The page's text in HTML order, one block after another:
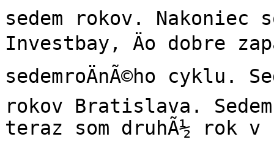
sedem rokov. Nakoniec
Investbay, Äo dobre
sedemroÄnÃ©ho cyklu.
rokov Bratislava.
teraz som druhÃ½ rok v